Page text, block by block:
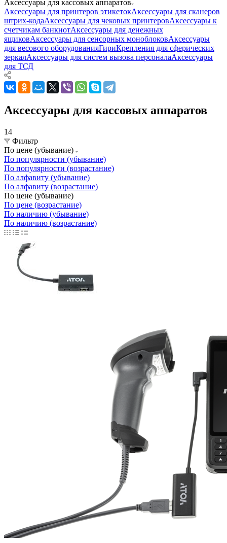
Аксессуары для кассовых аппаратов
Аксессуары для принтеров этикетокАксессуары для сканеров
штрих-кодаАксессуары для чековых принтеровАксессуары к
счетчикам банкнотАксессуары для денежных
ящиковАксессуары для сенсорных моноблоковАксессуары
для весового оборудованияГириКрепления для сферических
зеркалАксессуары для систем вызова персоналаАксессуары
для ТСД
Аксессуары для кассовых аппаратов
14
Фильтр
По цене (убывание)
По популярности (убывание)
По популярности (возрастание)
По алфавиту (убывание)
По алфавиту (возрастание)
По цене (убывание)
По цене (возрастание)
По наличию (убывание)
По наличию (возрастание)